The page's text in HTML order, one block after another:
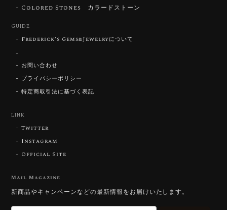
2026/07/30
ずっと待ち望んでいたカットを運よく購入できて嬉し
Colored Stones カラードストーン
GUIDE
Frederick’s Gems&Jewelryについて
お問い合わせ
プライバシーポリシー
特定商取引法に基づく表記
LINK
Twitter
Instagram
Official Site
Mail Magazine
新商品やキャンペーンなどの最新情報をお届けいたします。